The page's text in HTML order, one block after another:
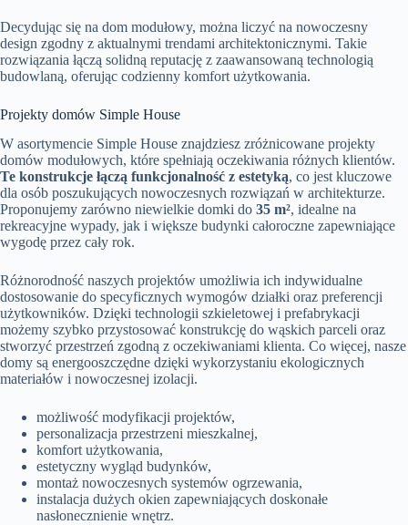
Decydując się na dom modułowy, można liczyć na nowoczesny
design zgodny z aktualnymi trendami architektonicznymi. Takie
rozwiązania łączą solidną reputację z zaawansowaną technologią
budowlaną, oferując codzienny komfort użytkowania.
Projekty domów Simple House
W asortymencie Simple House znajdziesz zróżnicowane projekty
domów modułowych, które spełniają oczekiwania różnych klientów.
Te konstrukcje łączą funkcjonalność z estetyką, co jest kluczowe
dla osób poszukujących nowoczesnych rozwiązań w architekturze.
Proponujemy zarówno niewielkie domki do 35 m², idealne na
rekreacyjne wypady, jak i większe budynki całoroczne zapewniające
wygodę przez cały rok.
Różnorodność naszych projektów umożliwia ich indywidualne
dostosowanie do specyficznych wymogów działki oraz preferencji
użytkowników. Dzięki technologii szkieletowej i prefabrykacji
możemy szybko przystosować konstrukcję do wąskich parceli oraz
stworzyć przestrzeń zgodną z oczekiwaniami klienta. Co więcej, nasze
domy są energooszczędne dzięki wykorzystaniu ekologicznych
materiałów i nowoczesnej izolacji.
możliwość modyfikacji projektów,
personalizacja przestrzeni mieszkalnej,
komfort użytkowania,
estetyczny wygląd budynków,
montaż nowoczesnych systemów ogrzewania,
instalacja dużych okien zapewniających doskonałe
nasłonecznienie wnętrz.